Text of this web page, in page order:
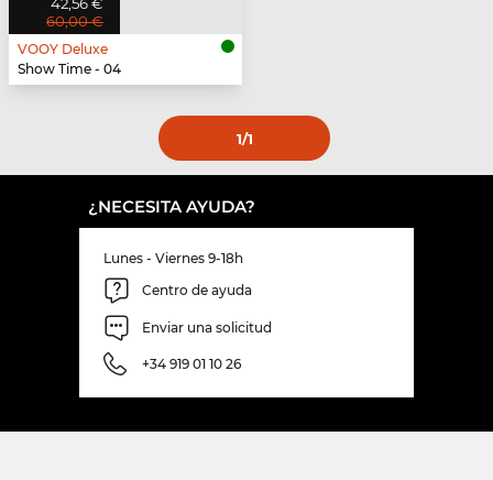
60,00 €
VOOY Deluxe
Show Time - 04
1/1
¿NECESITA AYUDA?
Lunes - Viernes 9-18h
Centro de ayuda
Enviar una solicitud
+34 919 01 10 26